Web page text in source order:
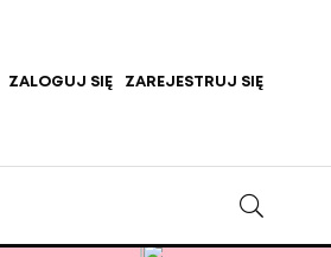
ZALOGUJ SIĘ ZAREJESTRUJ SIĘ